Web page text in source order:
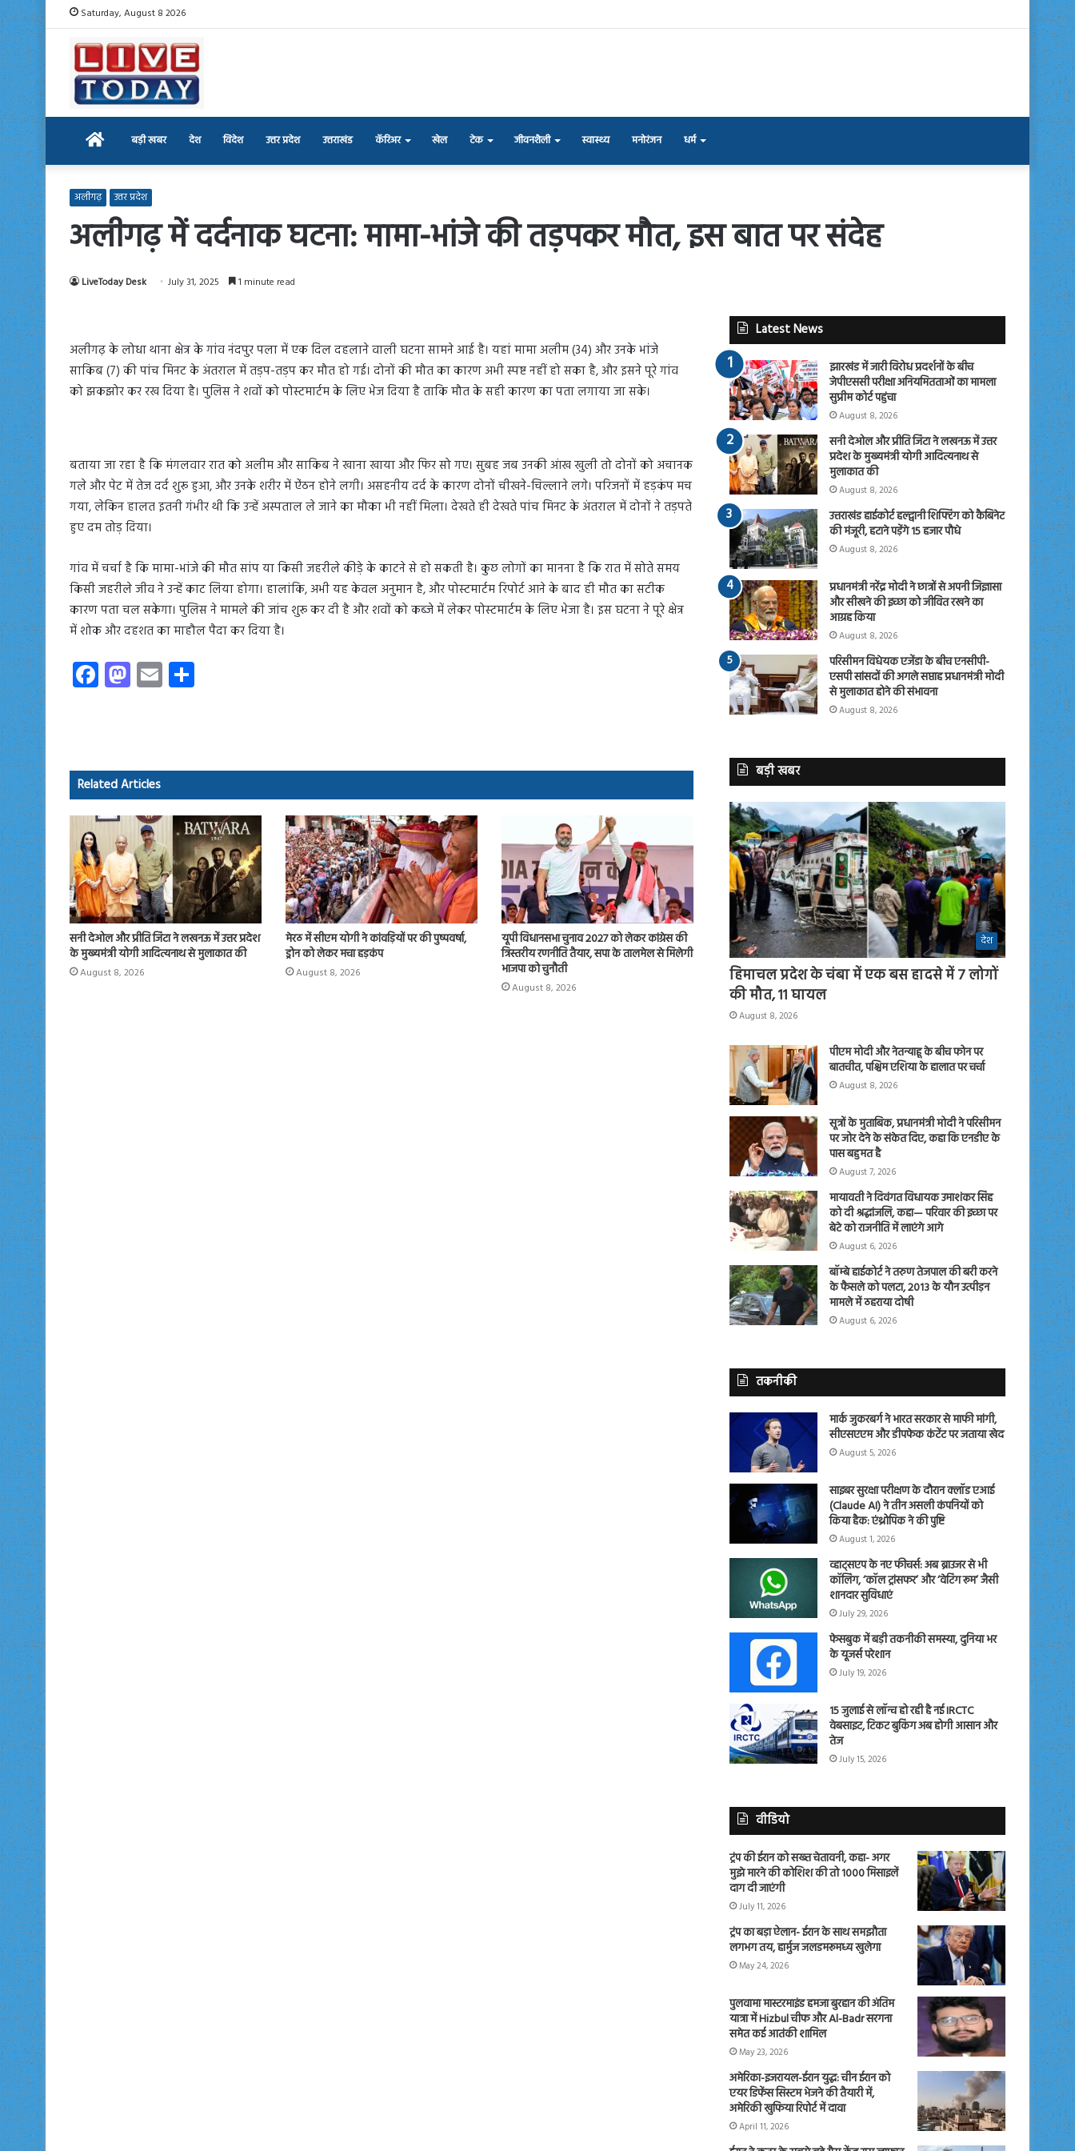
Saturday, August 8 2026
Home बड़ी खबर देश विदेश उत्तर प्रदेश उत्तराखंड कॅरिअर खेल टेक जीवनशैली स्वास्थ्य मनोरंजन धर्म
अलीगढ़ उत्तर प्रदेश
अलीगढ़ में दर्दनाक घटना: मामा-भांजे की तड़पकर मौत, इस बात पर संदेह
LiveToday Desk July 31, 2025 1 minute read
अलीगढ़ के लोधा थाना क्षेत्र के गांव नंदपुर पला में एक दिल दहलाने वाली घटना सामने आई है। यहां मामा अलीम (34) और उनके भांजे
साकिब (7) की पांच मिनट के अंतराल में तड़प-तड़प कर मौत हो गई। दोनों की मौत का कारण अभी स्पष्ट नहीं हो सका है, और इसने पूरे गांव
को झकझोर कर रख दिया है। पुलिस ने शवों को पोस्टमार्टम के लिए भेज दिया है ताकि मौत के सही कारण का पता लगाया जा सके।
बताया जा रहा है कि मंगलवार रात को अलीम और साकिब ने खाना खाया और फिर सो गए। सुबह जब उनकी आंख खुली तो दोनों को अचानक
गले और पेट में तेज दर्द शुरू हुआ, और उनके शरीर में ऐंठन होने लगी। असहनीय दर्द के कारण दोनों चीखने-चिल्लाने लगे। परिजनों में हड़कंप मच
गया, लेकिन हालत इतनी गंभीर थी कि उन्हें अस्पताल ले जाने का मौका भी नहीं मिला। देखते ही देखते पांच मिनट के अंतराल में दोनों ने तड़पते
हुए दम तोड़ दिया।
गांव में चर्चा है कि मामा-भांजे की मौत सांप या किसी जहरीले कीड़े के काटने से हो सकती है। कुछ लोगों का मानना है कि रात में सोते समय
किसी जहरीले जीव ने उन्हें काट लिया होगा। हालांकि, अभी यह केवल अनुमान है, और पोस्टमार्टम रिपोर्ट आने के बाद ही मौत का सटीक
कारण पता चल सकेगा। पुलिस ने मामले की जांच शुरू कर दी है और शवों को कब्जे में लेकर पोस्टमार्टम के लिए भेजा है। इस घटना ने पूरे क्षेत्र
में शोक और दहशत का माहौल पैदा कर दिया है।
Fa
ce
ok
M
as
o
n
E
m
Related Articles
सनी देओल और प्रीति जिंटा ने लखनऊ में उत्तर प्रदेश
के मुख्यमंत्री योगी आदित्यनाथ से मुलाकात की
August 8, 2026
मेरठ में सीएम योगी ने कांवड़ियों पर की पुष्पवर्षा,
ड्रोन को लेकर मचा हड़कंप
August 8, 2026
यूपी विधानसभा चुनाव 2027 को लेकर कांग्रेस की
त्रिस्तरीय रणनीति तैयार, सपा के तालमेल से मिलेगी
भाजपा को चुनौती
August 8, 2026
Latest News
झारखंड में जारी विरोध प्रदर्शनों के बीच
जेपीएससी परीक्षा अनियमितताओं का मामला
सुप्रीम कोर्ट पहुंचा
August 8, 2026
सनी देओल और प्रीति जिंटा ने लखनऊ में उत्तर
प्रदेश के मुख्यमंत्री योगी आदित्यनाथ से
मुलाकात की
August 8, 2026
उत्तराखंड हाईकोर्ट हल्द्वानी शिफ्टिंग को कैबिनेट
की मंजूरी, हटाने पड़ेंगे 15 हजार पौधे
August 8, 2026
प्रधानमंत्री नरेंद्र मोदी ने छात्रों से अपनी जिज्ञासा
और सीखने की इच्छा को जीवित रखने का
आग्रह किया
August 8, 2026
परिसीमन विधेयक एजेंडा के बीच एनसीपी-
एसपी सांसदों की अगले सप्ताह प्रधानमंत्री मोदी
से मुलाकात होने की संभावना
August 8, 2026
बड़ी खबर
देश
हिमाचल प्रदेश के चंबा में एक बस हादसे में 7 लोगों
की मौत, 11 घायल
August 8, 2026
पीएम मोदी और नेतन्याहू के बीच फोन पर
बातचीत, पश्चिम एशिया के हालात पर चर्चा
August 8, 2026
सूत्रों के मुताबिक, प्रधानमंत्री मोदी ने परिसीमन
पर जोर देने के संकेत दिए, कहा कि एनडीए के
पास बहुमत है
August 7, 2026
मायावती ने दिवंगत विधायक उमाशंकर सिंह
को दी श्रद्धांजलि, कहा— परिवार की इच्छा पर
बेटे को राजनीति में लाएंगे आगे
August 6, 2026
बॉम्बे हाईकोर्ट ने तरुण तेजपाल की बरी करने
के फैसले को पलटा, 2013 के यौन उत्पीड़न
मामले में ठहराया दोषी
August 6, 2026
तकनीकी
मार्क जुकरबर्ग ने भारत सरकार से माफी मांगी,
सीएसएएम और डीपफेक कंटेंट पर जताया खेद
August 5, 2026
साइबर सुरक्षा परीक्षण के दौरान क्लॉड एआई
(Claude AI) ने तीन असली कंपनियों को
किया हैक: एंथ्रोपिक ने की पुष्टि
August 1, 2026
व्हाट्सएप के नए फीचर्स: अब ब्राउजर से भी
कॉलिंग, ‘कॉल ट्रांसफर’ और ‘वेटिंग रूम’ जैसी
शानदार सुविधाएं
July 29, 2026
फेसबुक में बड़ी तकनीकी समस्या, दुनिया भर
के यूजर्स परेशान
July 19, 2026
15 जुलाई से लॉन्च हो रही है नई IRCTC
वेबसाइट, टिकट बुकिंग अब होगी आसान और
तेज
July 15, 2026
वीडियो
ट्रंप की ईरान को सख्त चेतावनी, कहा- अगर
मुझे मारने की कोशिश की तो 1000 मिसाइलें
दाग दी जाएंगी
July 11, 2026
ट्रंप का बड़ा ऐलान- ईरान के साथ समझौता
लगभग तय, हार्मुज जलडमरूमध्य खुलेगा
May 24, 2026
पुलवामा मास्टरमाइंड हमजा बुरहान की अंतिम
यात्रा में Hizbul चीफ और Al-Badr सरगना
समेत कई आतंकी शामिल
May 23, 2026
अमेरिका-इजरायल-ईरान युद्ध: चीन ईरान को
एयर डिफेंस सिस्टम भेजने की तैयारी में,
अमेरिकी खुफिया रिपोर्ट में दावा
April 11, 2026